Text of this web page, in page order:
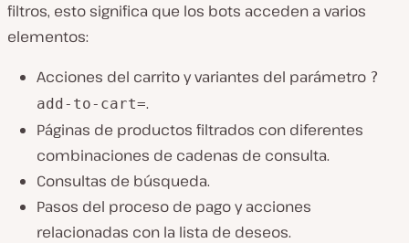
filtros, esto significa que los bots acceden a varios
elementos:
Acciones del carrito y variantes del parámetro ?
add-to-cart=.
Páginas de productos filtrados con diferentes
combinaciones de cadenas de consulta.
Consultas de búsqueda.
Pasos del proceso de pago y acciones
relacionadas con la lista de deseos.